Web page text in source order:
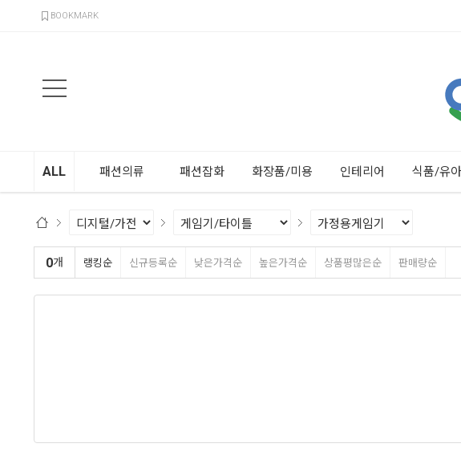
BOOKMARK
ALL 패션의류 패션잡화 화장품/미용 인테리어 식품/유
0개 랭킹순 신규등록순 낮은가격순 높은가격순 상품평많은순 판매량순